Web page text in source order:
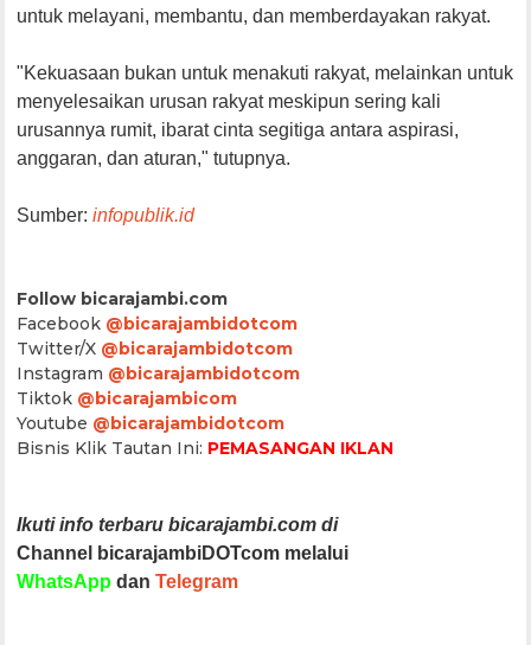
untuk melayani, membantu, dan memberdayakan rakyat.
"Kekuasaan bukan untuk menakuti rakyat, melainkan untuk
menyelesaikan urusan rakyat meskipun sering kali
urusannya rumit, ibarat cinta segitiga antara aspirasi,
anggaran, dan aturan," tutupnya.
Sumber:infopublik.id
Follow bicarajambi.com
Facebook @bicarajambidotcom
Twitter/X @bicarajambidotcom
Instagram @bicarajambidotcom
Tiktok @bicarajambicom
Youtube @bicarajambidotcom
Bisnis Klik Tautan Ini: PEMASANGAN IKLAN
Ikuti info terbaru bicarajambi.com di
Channel bicarajambiDOTcom melalui
WhatsApp danTelegram